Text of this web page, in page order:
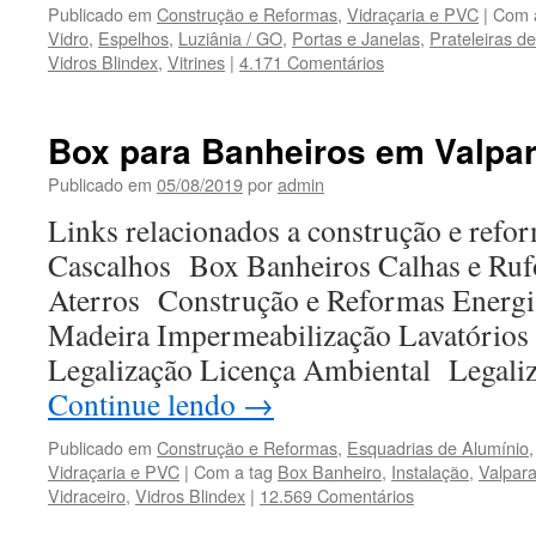
Publicado em Construção e Reformas, Vidraçaria e PVC |
Vidro, Espelhos, Luziânia / GO, Portas e Janelas, Prateleiras
Vidros Blindex, Vitrines | 4.171 Comentários
Box para Banheiros em
Publicado em 05/08/2019poradmin
Links relacionados a construção e
Cascalhos Box Banheiros Calhas e
Aterros Construção e Reformas
Madeira Impermeabilização
Legalização Licença Ambiental
Continue lendo →
Publicado em Construção e Reformas, Esquadrias de Alumínio
Vidraçaria e PVC | Com a tag Box Banheiro, Instalação,
Vidraceiro, Vidros Blindex | 12.569 Comentários